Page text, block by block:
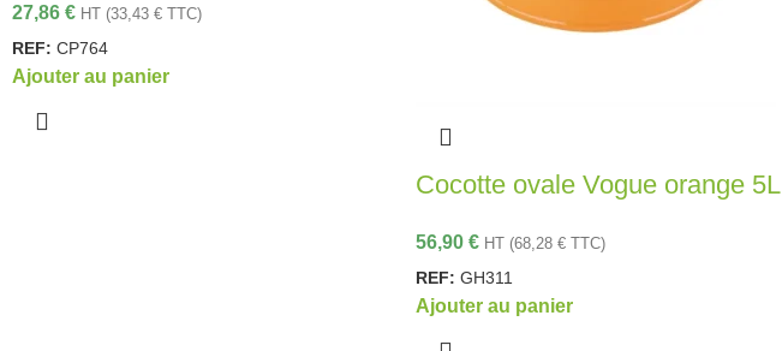
27,86 € HT (33,43 € TTC)
REF: CP764
Ajouter au panier
Cocotte ovale Vogue orange 5L
56,90 € HT (68,28 € TTC)
REF: GH311
Ajouter au panier